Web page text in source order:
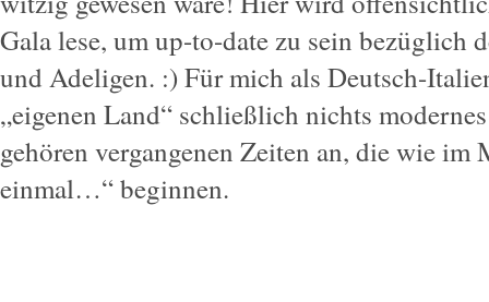
Gala lese, um up-to-date zu sein bezüglich
und Adeligen. :) Für mich als Deutsch-
„eigenen Land“ schließlich nichts
gehören vergangenen Zeiten an, die wie im
einmal…“ beginnen.